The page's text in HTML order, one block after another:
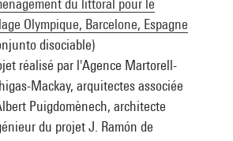
du littoral pour le
Olympique, Barcelone, Espagne
disociable)
réalisé par l'Agence Martorell-
Mackay, arquitectes associée
Puigdomènech, architecte
du projet J. Ramón de